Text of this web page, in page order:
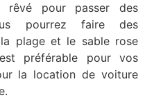
rêvé pour passer des
pourrez faire des
plage et le sable rose
préférable pour vos
la location de voiture